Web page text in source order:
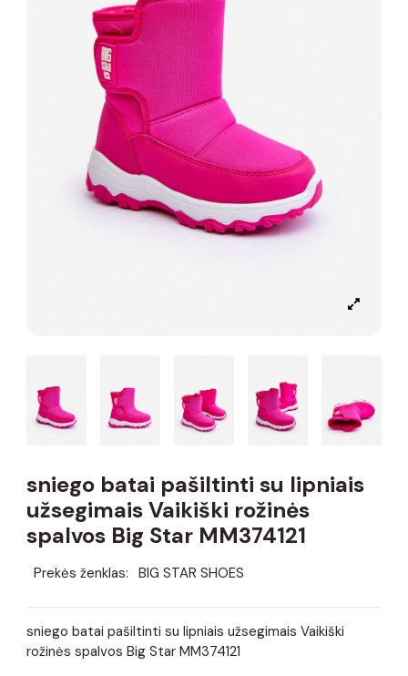
sniego batai pašiltinti su lipniais
užsegimais Vaikiški rožinės
spalvos Big Star MM374121
Prekės ženklas: BIG STAR SHOES
sniego batai pašiltinti su lipniais užsegimais Vaikiški
rožinės spalvos Big Star MM374121